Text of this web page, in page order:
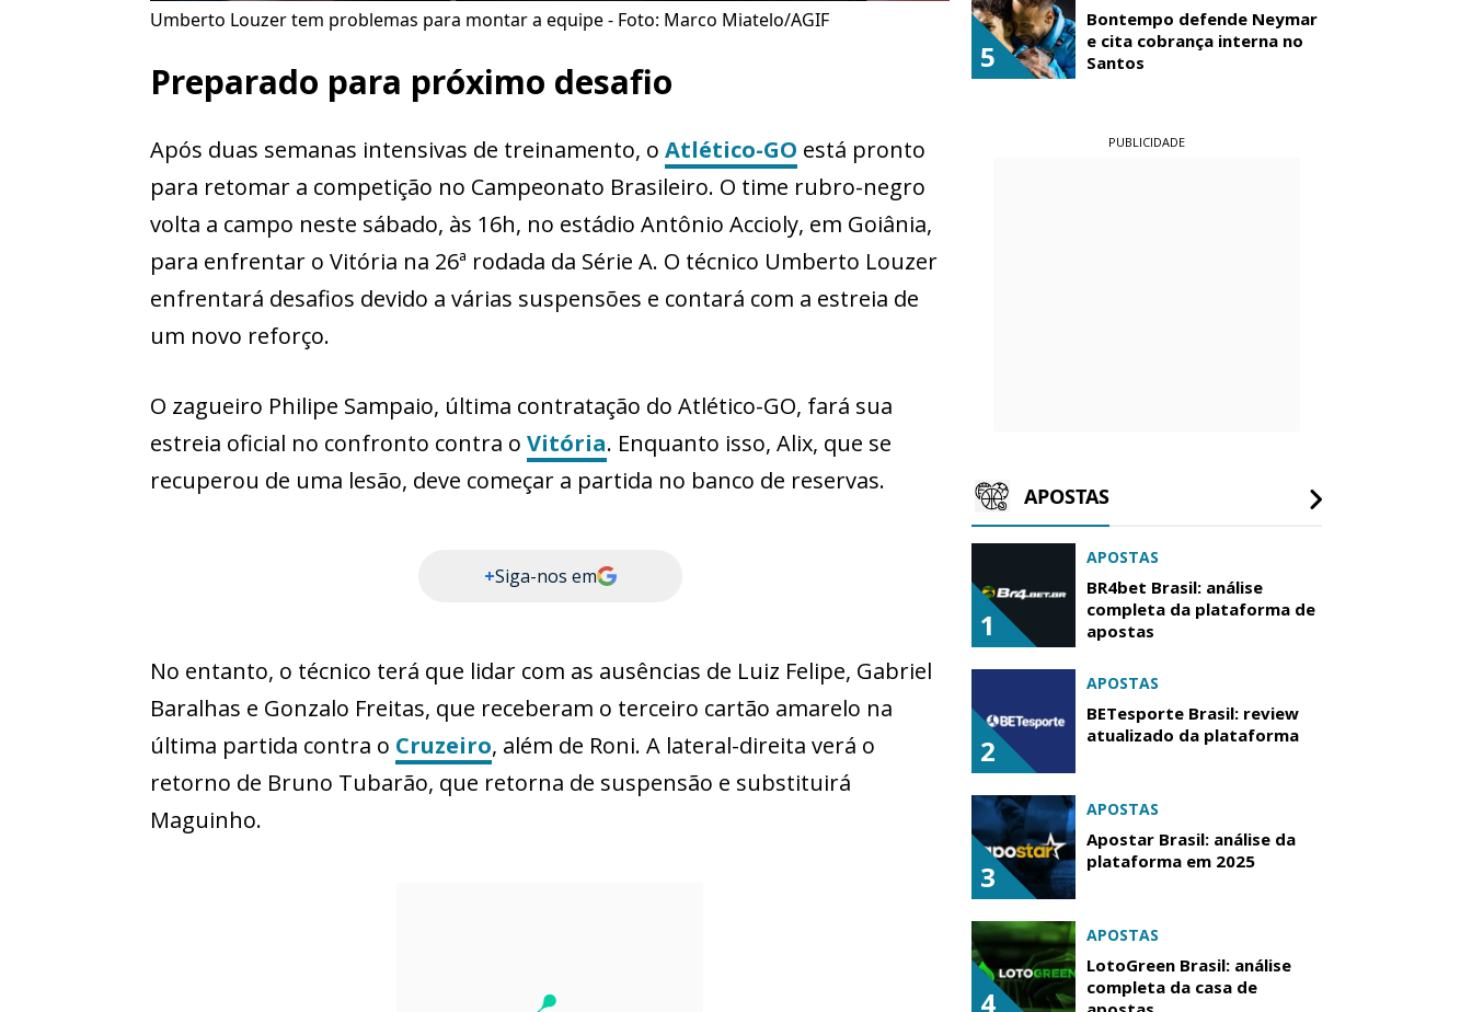
Umberto Louzer tem problemas para montar a equipe - Foto: Marco Miatelo/AGIF
Preparado para próximo desafio
Após duas semanas intensivas de treinamento, o Atlético-GO está pronto
para retomar a competição no Campeonato Brasileiro. O time rubro-negro
volta a campo neste sábado, às 16h, no estádio Antônio Accioly, em Goiânia,
para enfrentar o Vitória na 26ª rodada da Série A. O técnico Umberto Louzer
enfrentará desafios devido a várias suspensões e contará com a estreia de
um novo reforço.
O zagueiro Philipe Sampaio, última contratação do Atlético-GO, fará sua
estreia oficial no confronto contra o Vitória. Enquanto isso, Alix, que se
recuperou de uma lesão, deve começar a partida no banco de reservas.
+Siga-nos em
No entanto, o técnico terá que lidar com as ausências de Luiz Felipe, Gabriel
Baralhas e Gonzalo Freitas, que receberam o terceiro cartão amarelo na
última partida contra o Cruzeiro, além de Roni. A lateral-direita verá o
retorno de Bruno Tubarão, que retorna de suspensão e substituirá
Maguinho.
5
Bontempo defende Neymar
e cita cobrança interna no
Santos
PUBLICIDADE
APOSTAS
1
APOSTAS
BR4bet Brasil: análise
completa da plataforma de
apostas
2
APOSTAS
BETesporte Brasil: review
atualizado da plataforma
3
APOSTAS
Apostar Brasil: análise da
plataforma em 2025
4
APOSTAS
LotoGreen Brasil: análise
completa da casa de